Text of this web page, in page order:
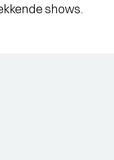
shows.